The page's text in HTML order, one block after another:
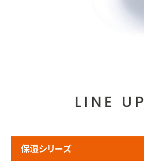
LINE UP
保湿シリーズ